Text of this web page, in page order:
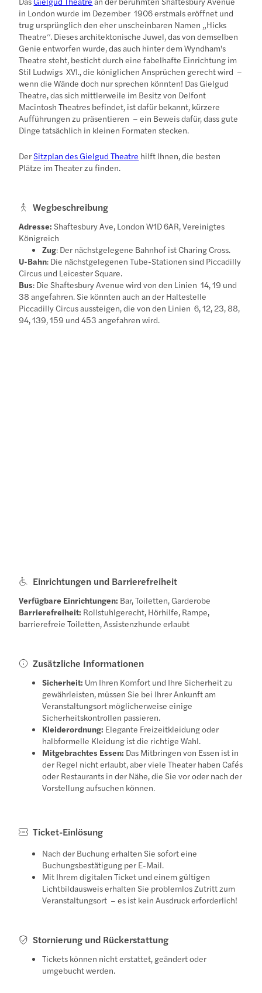
in London wurde im Dezember 1906 erstmals eröffnet und
trug ursprünglich den eher unscheinbaren Namen „Hicks
Theatre“. Dieses architektonische Juwel, das von demselben
Genie entworfen wurde, das auch hinter dem Wyndham's
Theatre steht, besticht durch eine fabelhafte Einrichtung im
Stil Ludwigs XVI., die königlichen Ansprüchen gerecht wird –
wenn die Wände doch nur sprechen könnten! Das Gielgud
Theatre, das sich mittlerweile im Besitz von Delfont
Macintosh Theatres befindet, ist dafür bekannt, kürzere
Aufführungen zu präsentieren – ein Beweis dafür, dass gute
Dinge tatsächlich in kleinen Formaten stecken.
DerSitzplan des Gielgud Theatre hilft Ihnen, die besten
Plätze im Theater zu finden.
Wegbeschreibung
Adresse: Shaftesbury Ave, London W1D 6AR, Vereinigtes
Königreich
Zug: Der nächstgelegene Bahnhof ist Charing Cross.
U-Bahn: Die nächstgelegenen Tube-Stationen sind Piccadilly
Circus und Leicester Square.
Bus: Die Shaftesbury Avenue wird von den Linien 14, 19 und
38 angefahren. Sie könnten auch an der Haltestelle
Piccadilly Circus aussteigen, die von den Linien 6, 12, 23, 88,
94, 139, 159 und 453 angefahren wird.
Einrichtungen und Barrierefreiheit
Verfügbare Einrichtungen: Bar, Toiletten, Garderobe
Barrierefreiheit: Rollstuhlgerecht, Hörhilfe, Rampe,
barrierefreie Toiletten, Assistenzhunde erlaubt
Zusätzliche Informationen
Sicherheit: Um Ihren Komfort und Ihre Sicherheit zu
gewährleisten, müssen Sie bei Ihrer Ankunft am
Veranstaltungsort möglicherweise einige
Sicherheitskontrollen passieren.
Kleiderordnung: Elegante Freizeitkleidung oder
halbformelle Kleidung ist die richtige Wahl.
Mitgebrachtes Essen: Das Mitbringen von Essen ist in
der Regel nicht erlaubt, aber viele Theater haben Cafés
oder Restaurants in der Nähe, die Sie vor oder nach der
Vorstellung aufsuchen können.
Ticket-Einlösung
Nach der Buchung erhalten Sie sofort eine
Buchungsbestätigung per E-Mail.
Mit Ihrem digitalen Ticket und einem gültigen
Lichtbildausweis erhalten Sie problemlos Zutritt zum
Veranstaltungsort – es ist kein Ausdruck erforderlich!
Stornierung und Rückerstattung
Tickets können nicht erstattet, geändert oder
umgebucht werden.